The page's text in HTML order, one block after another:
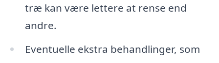
træ kan være lettere at rense end
andre.
Eventuelle ekstra behandlinger, som